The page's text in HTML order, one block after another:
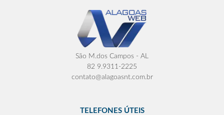
São M.dos Campos - AL
82 9.9311-2225
contato@alagoasnt.com.br
TELEFONES ÚTEIS